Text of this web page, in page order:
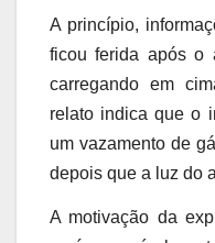
A princípio,
ficou ferida após o
carregando em
relato indica que o
um vazamento de
depois que a luz do
A motivação da